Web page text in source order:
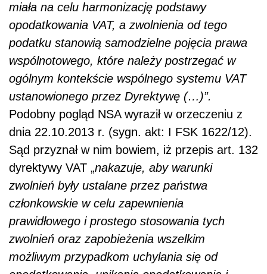
miała na celu harmonizację podstawy
opodatkowania VAT, a zwolnienia od tego
podatku stanowią samodzielne pojęcia prawa
wspólnotowego, które należy postrzegać w
ogólnym kontekście wspólnego systemu VAT
ustanowionego przez Dyrektywę (…)”.
Podobny pogląd NSA wyraził w orzeczeniu z
dnia 22.10.2013 r. (sygn. akt: I FSK 1622/12).
Sąd przyznał w nim bowiem, iż przepis art. 132
dyrektywy VAT „nakazuje, aby warunki
zwolnień były ustalane przez państwa
członkowskie w celu zapewnienia
prawidłowego i prostego stosowania tych
zwolnień oraz zapobieżenia wszelkim
możliwym przypadkom uchylania się od